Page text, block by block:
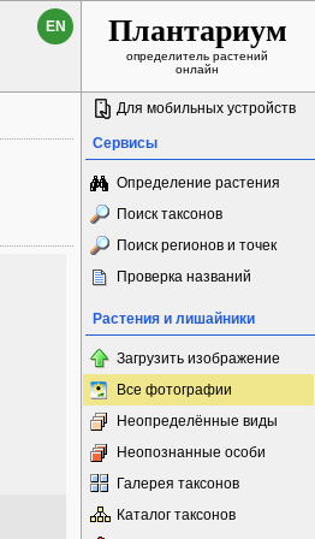
EN Плантариум
определитель растений
онлайн
Для мобильных устройств
Сервисы
Определение растения
Поиск таксонов
Поиск регионов и точек
Проверка названий
Растения и лишайники
Загрузить изображение
Все фотографии
Неопределённые виды
Неопознанные особи
Галерея таксонов
Каталог таксонов